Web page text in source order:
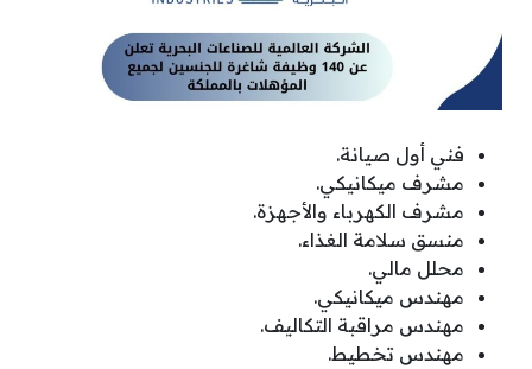
فني أول صيانة.
مشرف ميكانيكي.
مشرف الكهرباء والأجهزة.
منسق سلامة الغذاء.
محلل مالي.
مهندس ميكانيكي.
مهندس مراقبة التكاليف.
مهندس تخطيط.